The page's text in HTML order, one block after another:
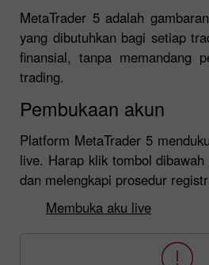
MetaTrader 5 adalah
yang dibutuhkan bagi setiap
finansial, tanpa memandang
trading.
Pembukaan akun
Platform MetaTrader 5
live. Harap klik tombol
dan melengkapi prosedur
Membuka aku live